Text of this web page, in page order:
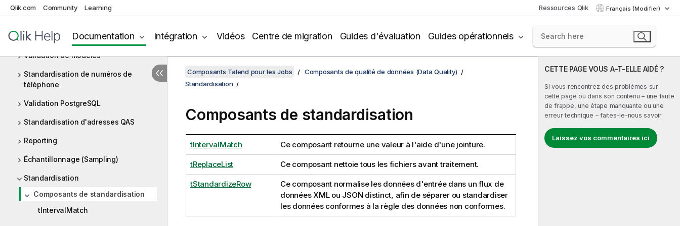
Qlik.com Community Learning Ressources Qlik Français (Modifier)
Documentation Intégration Vidéos Centre de migration Guides d'évaluation Guides opérationnels
Standardisation de noms
Validation Oracle
Validation de modèles
Standardisation de numéros de
téléphone
Validation PostgreSQL
Standardisation d'adresses QAS
Reporting
Échantillonnage (Sampling)
Standardisation
Composants de standardisation
tIntervalMatch
CETTE PAGE VOUS A-T-ELLE AIDÉ ?
Si vous rencontrez des problèmes sur
cette page ou dans son contenu – une faute
de frappe, une étape manquante ou une
erreur technique – faites-le-nous savoir.
Laissez vos commentaires ici
Composants Talend pour les Jobs
Composants de qualité de données (Data Quality)
Standardisation
Composants de standardisation
tIntervalMatch Ce composant retourne une valeur à l'aide d'une jointure.
tReplaceList Ce composant nettoie tous les fichiers avant traitement.
tStandardizeRow
Ce composant normalise les données d'entrée dans un flux de
données XML ou JSON distinct, afin de séparer ou standardiser
les données conformes à la règle des données non conformes.